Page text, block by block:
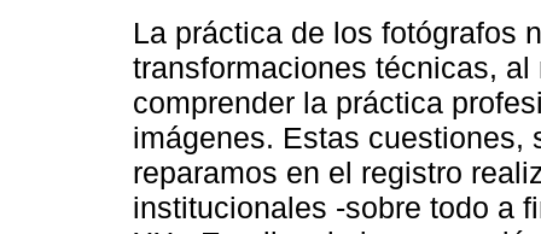
La práctica de los fotógrafos
transformaciones técnicas,
comprender la práctica
imágenes. Estas cuestiones,
reparamos en el registro
institucionales -sobre todo a